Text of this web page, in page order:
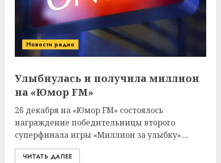
Новости радио
Улыбнулась и получила миллион
на «Юмор FM»
26 декабря на «Юмор FM» состоялось
награждение победительницы второго
суперфинала игры «Миллион за улыбку»....
ЧИТАТЬ ДАЛЕЕ